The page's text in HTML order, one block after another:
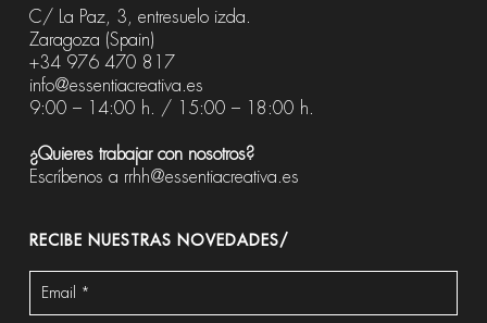
C/ La Paz, 3, entresuelo izda.
Zaragoza (Spain)
+34 976 470 817
info@essentiacreativa.es
9:00 – 14:00 h. / 15:00 – 18:00 h.
¿Quieres trabajar con nosotros?
Escríbenos a rrhh@essentiacreativa.es
RECIBE NUESTRAS NOVEDADES/